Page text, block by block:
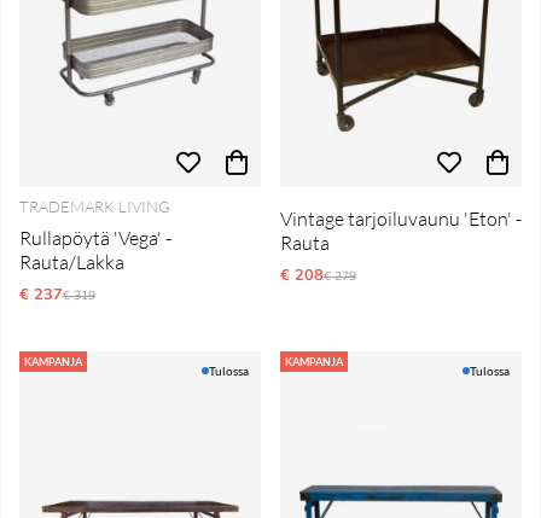
TRADEMARK LIVING
Rullapöytä 'Vega' -
Rauta/Lakka
€ 237Normaali hinta
€ 319
Vintage tarjoiluvaunu 'Eton' -
Rauta
€ 208Normaali hinta
€ 279
KAMPANJA
Tulossa
KAMPANJA
Tulossa